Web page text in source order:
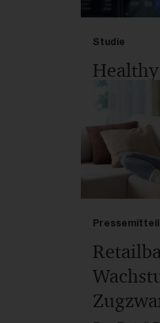
Studie
Studie
effizienter